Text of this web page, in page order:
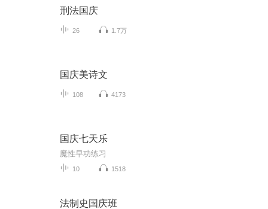
刑法国庆
26 1.7万
国庆美诗文
108 4173
国庆七天乐
魔性早功练习
10 1518
法制史国庆班